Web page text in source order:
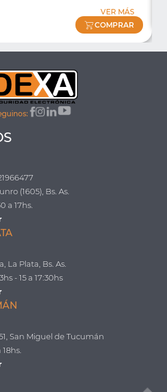
VER MÁS
COMPRAR
(1605), Bs. As.
a 17hs.
La Plata, Bs. As.
- 15 a 17:30hs
San Miguel de Tucumán